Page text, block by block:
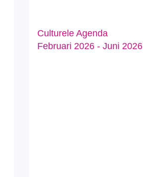
Culturele Agenda
Februari 2026 - Juni 2026